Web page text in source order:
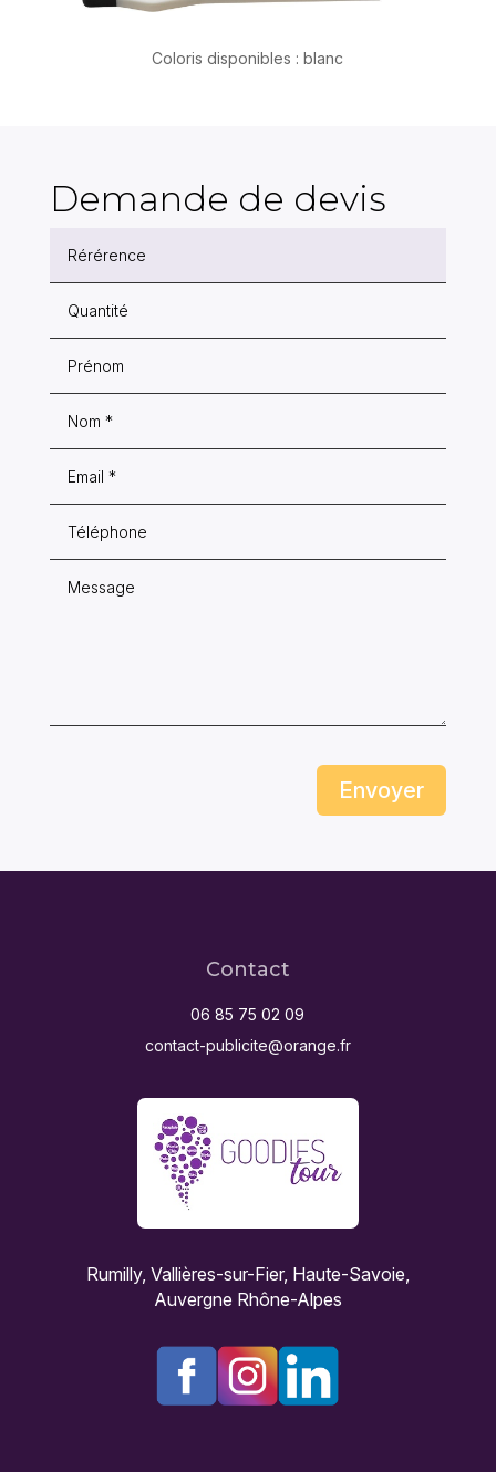
Coloris disponibles : blanc
Demande de devis
Envoyer
Contact
06 85 75 02 09
contact-publicite@orange.fr
Rumilly, Vallières-sur-Fier, Haute-Savoie,
Auvergne Rhône-Alpes